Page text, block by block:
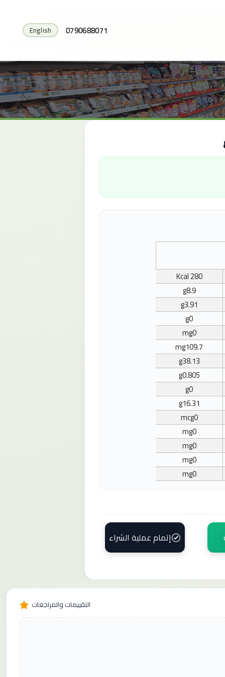
0790688071
English
280
Kcal
8.9
g
3.91
g
0
g
0
mg
109.7
mg
38.13
g
0.805
g
0
g
16.31
g
0
mcg
0
mg
0
mg
0
mg
0
mg
إتمام عملية الشراء
التقييمات والمراجعات